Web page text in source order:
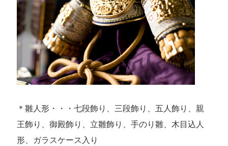
＊雛人形・・・七段飾り、三段飾り、五人飾り、親
王飾り、御殿飾り、立雛飾り、手のり雛、木目込人
形、ガラスケース入り